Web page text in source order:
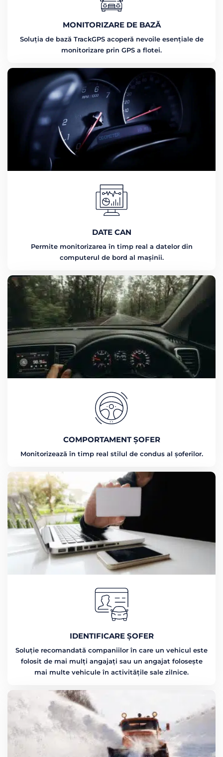
MONITORIZARE DE BAZĂ
Soluția de bază TrackGPS acoperă nevoile esențiale de
monitorizare prin GPS a flotei.
DATE CAN
Permite monitorizarea în timp real a datelor din
computerul de bord al mașinii.
COMPORTAMENT ȘOFER
Monitorizează în timp real stilul de condus al șoferilor.
IDENTIFICARE ȘOFER
Soluție recomandată companiilor în care un vehicul este
folosit de mai mulți angajați sau un angajat folosește
mai multe vehicule în activitățile sale zilnice.